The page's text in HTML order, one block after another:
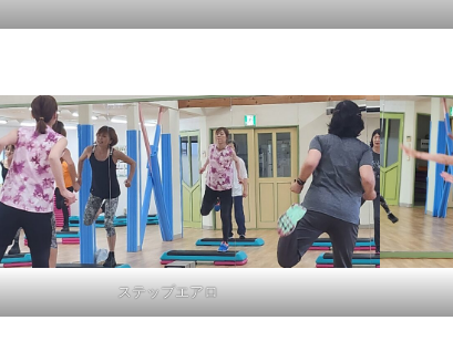
ステップエアロ